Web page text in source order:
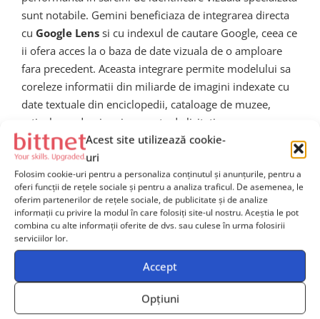
Acest site utilizează cookie-
uri
Folosim cookie-uri pentru a personaliza conținutul și anunțurile, pentru a
oferi funcții de rețele sociale și pentru a analiza traficul. De asemenea, le
oferim partenerilor de rețele sociale, de publicitate și de analize
informații cu privire la modul în care folosiți site-ul nostru. Aceștia le pot
combina cu alte informații oferite de dvs. sau culese în urma folosirii
serviciilor lor.
Accept
Opțiuni
sunt notabile. Gemini beneficiaza de integrarea directa
cu Google Lens si cu indexul de cautare Google, ceea ce
ii ofera acces la o baza de date vizuala de o amploare
fara precedent. Aceasta integrare permite modelului sa
coreleze informatii din miliarde de imagini indexate cu
date textuale din enciclopedii, cataloage de muzee,
articole academice si rapoarte de licitatie.
In testele comparative publicate in 2025 si 2026,
Gemini a aratat rezultate superioare in sarcini care
implica recunoastere vizuala contextualizata, adica
situatii in care identificarea corecta necesita nu doar
recunoasterea unui obiect, ci si plasarea lui intr-un
context cultural, istoric si stilistic complex. Aceasta este
sarcina in care contextul este la fel de important ca